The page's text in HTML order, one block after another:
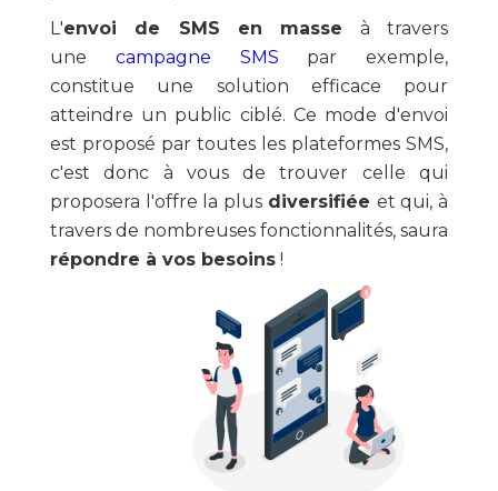
L'envoi de SMS en masse à travers
une campagne SMS par exemple,
constitue une solution efficace pour
atteindre un public ciblé. Ce mode d'envoi
est proposé par toutes les plateformes SMS,
c'est donc à vous de trouver celle qui
proposera l'offre la plus diversifiée et qui, à
travers de nombreuses fonctionnalités, saura
répondre à vos besoins !